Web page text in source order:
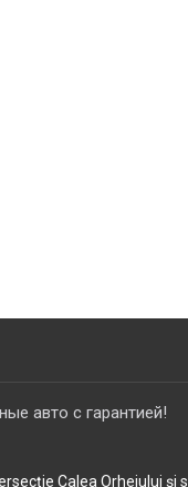
авто с гарантией!
Calea Orheiului și